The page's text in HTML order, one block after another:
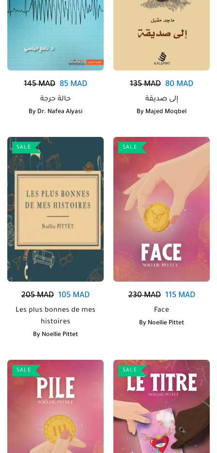
145MAD 85 MAD
حالة حرجة
By Dr. Nafea Alyasi
135MAD 80 MAD
إلى صديقة
By Majed Moqbel
SALE
205MAD 105 MAD
Les plus bonnes de mes
histoires
By Noellie Pittet
SALE
230MAD 115MAD
Face
By Noellie Pittet
SALE SALE